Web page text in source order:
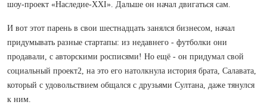
шоу‑проект «Наследие-ХХI». Дальше он начал двигаться сам.
И вот этот парень в свои шестнадцать занялся бизнесом, начал
придумывать разные стартапы: из недавнего - футболки они
продавали, с авторскими росписями! Но ещё - он придумал свой
социальный проект2, на это его натолкнула история брата, Салавата,
который с удовольствием общался с друзьями Султана, даже тянулся
к ним.